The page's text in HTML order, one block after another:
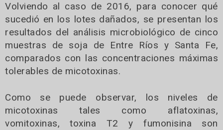
Volviendo al caso de 2016, para conocer qué
sucedió en los lotes dañados, se presentan los
resultados del análisis microbiológico de cinco
muestras de soja de Entre Ríos y Santa Fe,
comparados con las concentraciones máximas
tolerables de micotoxinas.
Como se puede observar, los niveles de
micotoxinas tales como aflatoxinas,
vomitoxinas, toxina T2 y fumonisina son